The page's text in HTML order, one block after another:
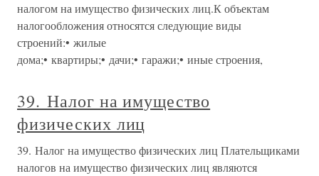
налогом на имущество физических лиц.К объектам
налогообложения относятся следующие виды
строений:• жилые
дома;• квартиры;• дачи;• гаражи;• иные строения,
39. Налог на имущество
физических лиц
39. Налог на имущество физических лиц Плательщиками
налогов на имущество физических лиц являются